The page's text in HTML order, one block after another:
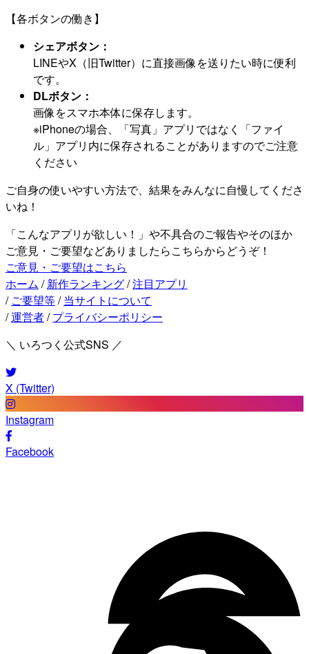
【各ボタンの働き】
シェアボタン：
LINEやX（旧Twitter）に直接画像を送りたい時に便利
です。
DLボタン：
画像をスマホ本体に保存します。
※iPhoneの場合、「写真」アプリではなく「ファイ
ル」アプリ内に保存されることがありますのでご注意
ください
ご自身の使いやすい方法で、結果をみんなに自慢してくださ
いね！
「こんなアプリが欲しい！」や不具合のご報告やそのほか
ご意見・ご要望などありましたらこちらからどうぞ！
ご意見・ご要望はこちら
ホーム / 新作ランキング/注目アプリ
/ ご要望等/ 当サイトについて
/運営者/ プライバシーポリシー
＼ いろつく公式SNS ／
X (Twitter)
Instagram
Facebook